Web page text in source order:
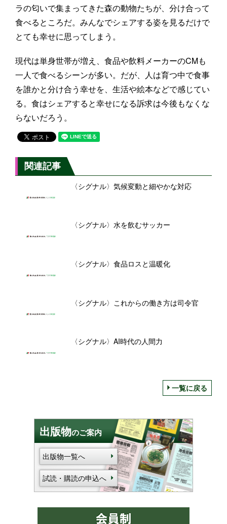
ラの匂いで集まってきた森の動物たちが、分け合って
食べるところだ。みんなでシェアする姿を見るだけで
とても幸せに思ってしまう。
現代は単身世帯が増え、食品や飲料メーカーのCMも
一人で食べるシーンが多い。だが、人は育つ中で食事
を誰かと分け合う幸せを、生活や絵本などで感じてい
る。食はシェアすると幸せになる訴求は今後もなくな
らないだろう。
関連記事
〈シグナル〉気候変動と細やかな対応
〈シグナル〉水を飲むサッカー
〈シグナル〉食品ロスと温暖化
〈シグナル〉これからの働き方は司令官
〈シグナル〉AI時代の人間力
一覧に戻る
出版物のご案内
出版物一覧へ
試読・購読の申込へ